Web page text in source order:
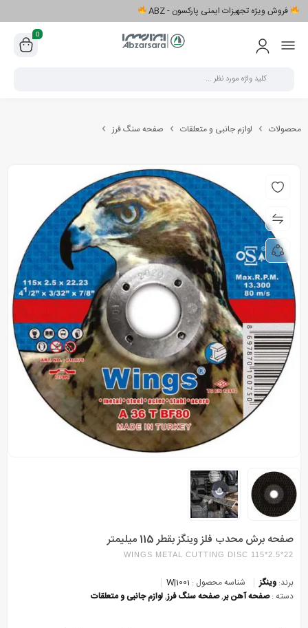
فروش ویژه تجهیزات ایمنی پارکسون - ABZ
0
محصولات لوازم جانبی و متعلقات صفحه سنگ فرز
صفحه برش محدب فلز وینگز بقطر 115 میلیمتر
WINGS METAL CUTTING DISC 115*2.5*22
برند: وینگز شناسه محصول : 1001|W
دسته :صفحه آهن بر,صفحه سنگ فرز,لوازم جانبی و متعلقات